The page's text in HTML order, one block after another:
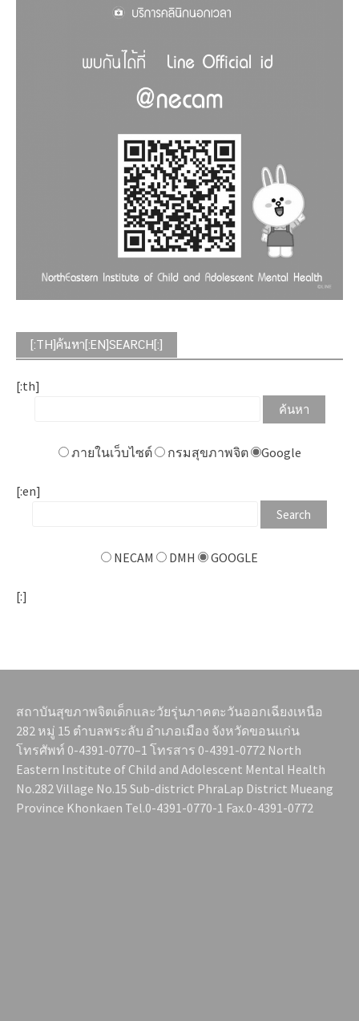
[:TH]ค้นหา[:EN]SEARCH[:]
[:th]
ภายในเว็บไซต์ กรมสุขภาพจิต Google
[:en]
NECAM DMH GOOGLE
[:]
สถาบันสุขภาพจิตเด็กและวัยรุ่นภาคตะวันออกเฉียงเหนือ
282 หมู่ 15 ตำบลพระลับ อำเภอเมือง จังหวัดขอนแก่น
โทรศัพท์ 0-4391-0770–1 โทรสาร 0-4391-0772 North
Eastern Institute of Child and Adolescent Mental Health
No.282 Village No.15 Sub-district PhraLap District Mueang
Province Khonkaen Tel.0-4391-0770-1 Fax.0-4391-0772